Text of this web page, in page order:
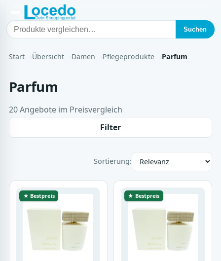
Suchen
Start Übersicht Damen Pflegeprodukte Parfum
Parfum
20 Angebote im Preisvergleich
Filter
Sortierung:
★ Bestpreis ★ Bestpreis